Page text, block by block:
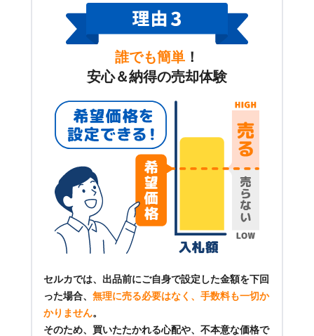
誰でも簡単 ！
安心＆納得の売却体験
セルカでは、出品前にご自身で設定した金額を下回
った場合、 無理に売る必要はなく、手数料も一切か
かりません。
そのため、買いたたかれる心配や、不本意な価格で